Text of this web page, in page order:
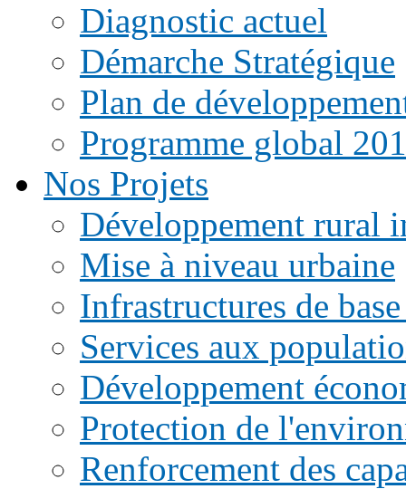
Diagnostic actuel
Démarche Stratégique
Plan de
Programme global
Nos Projets
Développement rural
Mise à niveau urbaine
Infrastructures de
Services aux
Développement
Protection de
Renforcement des